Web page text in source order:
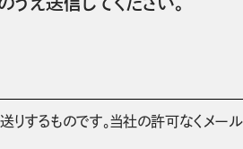
りするものです。当社の許可なくメー